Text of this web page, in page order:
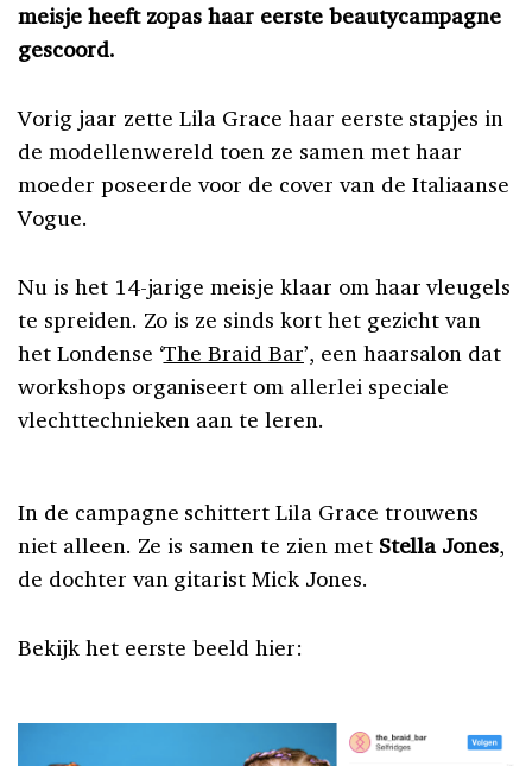
meisje heeft zopas haar eerste beautycampagne
gescoord.
Vorig jaar zette Lila Grace haar eerste stapjes in
de modellenwereld toen ze samen met haar
moeder poseerde voor de cover van de Italiaanse
Vogue.
Nu is het 14-jarige meisje klaar om haar vleugels
te spreiden. Zo is ze sinds kort het gezicht van
het Londense ‘The Braid Bar’, een haarsalon dat
workshops organiseert om allerlei speciale
vlechttechnieken aan te leren.
In de campagne schittert Lila Grace trouwens
niet alleen. Ze is samen te zien met Stella Jones,
de dochter van gitarist Mick Jones.
Bekijk het eerste beeld hier: